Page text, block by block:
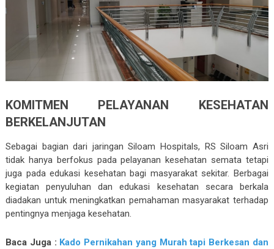
KOMITMEN PELAYANAN KESEHATAN
BERKELANJUTAN
Sebagai bagian dari jaringan Siloam Hospitals, RS Siloam Asri
tidak hanya berfokus pada pelayanan kesehatan semata tetapi
juga pada edukasi kesehatan bagi masyarakat sekitar. Berbagai
kegiatan penyuluhan dan edukasi kesehatan secara berkala
diadakan untuk meningkatkan pemahaman masyarakat terhadap
pentingnya menjaga kesehatan.
Baca Juga : Kado Pernikahan yang Murah tapi Berkesan dan